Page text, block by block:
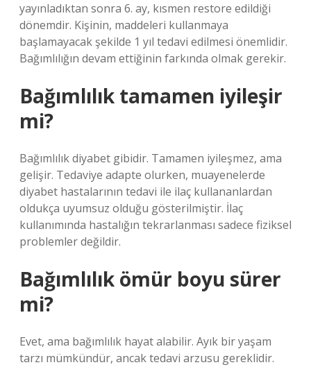
yayınladıktan sonra 6. ay, kısmen restore edildiği
dönemdir. Kişinin, maddeleri kullanmaya
başlamayacak şekilde 1 yıl tedavi edilmesi önemlidir.
Bağımlılığın devam ettiğinin farkında olmak gerekir.
Bağımlılık tamamen iyileşir
mi?
Bağımlılık diyabet gibidir. Tamamen iyileşmez, ama
gelişir. Tedaviye adapte olurken, muayenelerde
diyabet hastalarının tedavi ile ilaç kullananlardan
oldukça uyumsuz olduğu gösterilmiştir. İlaç
kullanımında hastalığın tekrarlanması sadece fiziksel
problemler değildir.
Bağımlılık ömür boyu sürer
mi?
Evet, ama bağımlılık hayat alabilir. Ayık bir yaşam
tarzı mümkündür, ancak tedavi arzusu gereklidir.